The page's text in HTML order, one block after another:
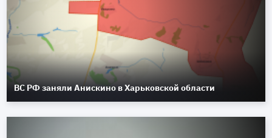
ВС РФ заняли Анискино в Харьковской области